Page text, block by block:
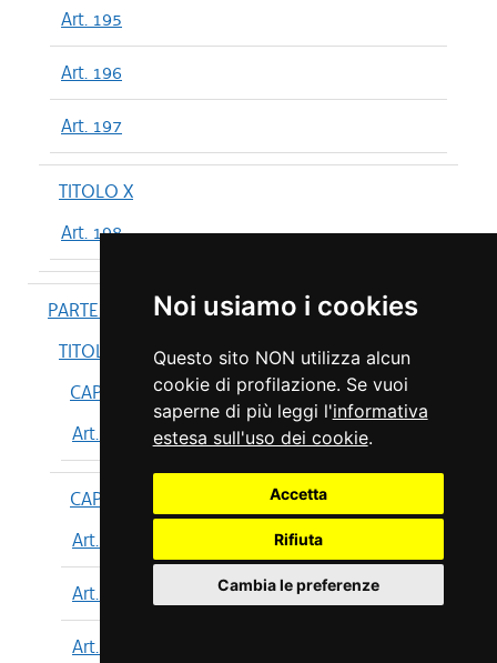
Noi usiamo i cookies
Questo sito NON utilizza alcun
cookie di profilazione. Se vuoi
saperne di più leggi l'informativa
estesa sull'uso dei cookie.
Accetta
Rifiuta
Cambia le preferenze
Art. 195
Art. 196
Art. 197
TITOLO X
Art. 198
PARTE IV
TITOLO I
CAPO I
Art. 199
CAPO II
Art. 200
Art. 201
Art. 202